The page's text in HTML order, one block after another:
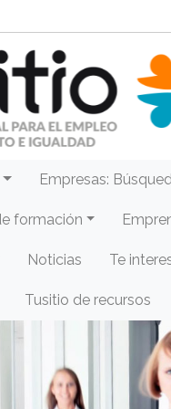
Empresas:
formación
Noticias Te
Tusitio de recursos